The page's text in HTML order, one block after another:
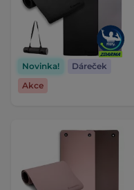
Novinka!
Dáreček
Akce